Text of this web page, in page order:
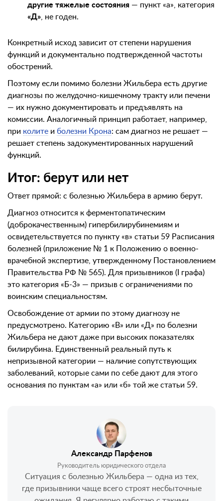
другие тяжелые состояния — пункт «а», категория
«Д» , не годен.
Конкретный исход зависит от степени нарушения
функций и документально подтвержденной частоты
обострений.
Поэтому если помимо болезни Жильбера есть другие
диагнозы по желудочно-кишечному тракту или печени
— их нужно документировать и предъявлять на
комиссии. Аналогичный принцип работает, например,
при колите и болезни Крона: сам диагноз не решает —
решает степень задокументированных нарушений
функций.
Итог: берут или нет
Ответ прямой: с болезнью Жильбера в армию берут.
Диагноз относится к ферментопатическим
(доброкачественным) гипербилирубинемиям и
освидетельствуется по пункту «в» статьи 59 Расписания
болезней (приложение № 1 к Положению о военно-
врачебной экспертизе, утвержденному Постановлением
Правительства РФ № 565). Для призывников (I графа)
это категория «Б-3» — призыв с ограничениями по
воинским специальностям.
Освобождение от армии по этому диагнозу не
предусмотрено. Категорию «В» или «Д» по болезни
Жильбера не дают даже при высоких показателях
билирубина. Единственный реальный путь к
непризывной категории — наличие сопутствующих
заболеваний, которые сами по себе дают для этого
основания по пунктам «а» или «б» той же статьи 59.
Александр Парфенов
Руководитель юридического отдела
Ситуация с болезнью Жильбера — одна из тех,
где призывники чаще всего строят несбыточные